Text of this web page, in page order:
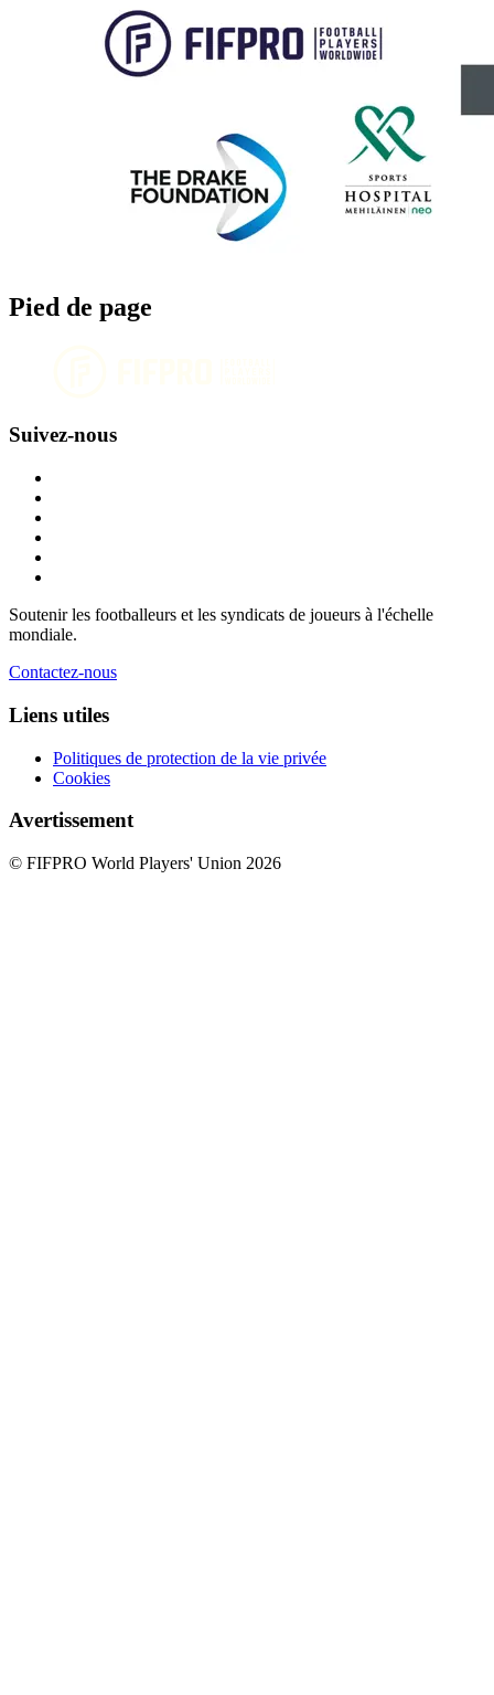
Pied de page
Suivez-nous
Soutenir les footballeurs et les syndicats de joueurs à l'échelle
mondiale.
Contactez-nous
Liens utiles
Politiques de protection de la vie privée
Cookies
Avertissement
© FIFPRO World Players' Union 2026